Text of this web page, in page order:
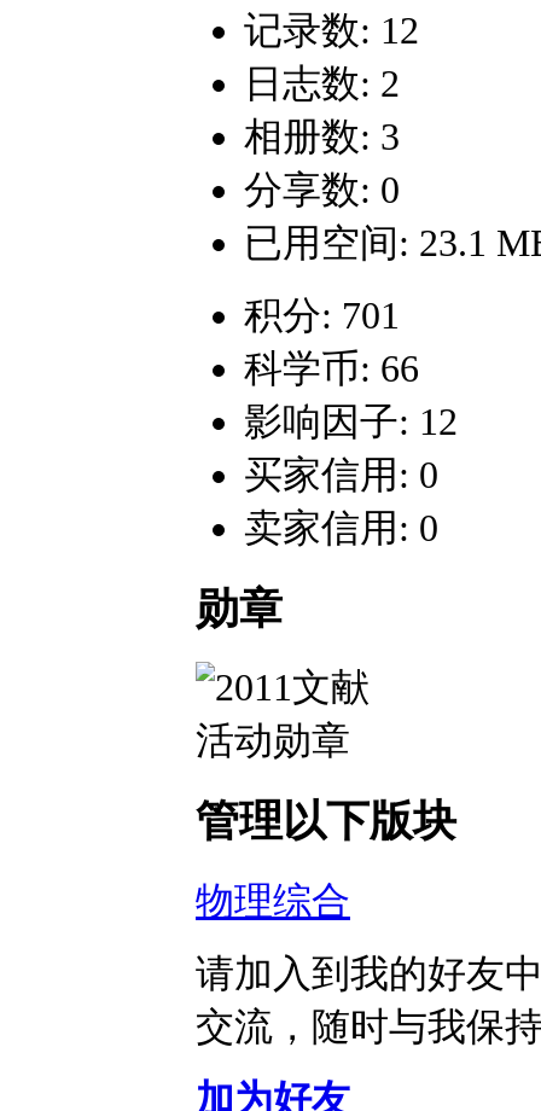
记录数: 12
日志数: 2
相册数: 3
分享数: 0
已用空间: 23.1
积分: 701
科学币: 66
影响因子: 12
买家信用: 0
卖家信用: 0
勋章
管理以下版块
物理综合
请加入到我的好友
交流，随时与我保
加为好友